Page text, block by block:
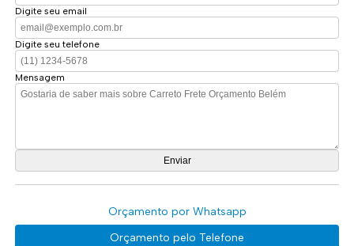
Digite seu email
Digite seu telefone
Mensagem
Orçamento por Whatsapp
Orçamento pelo Telefone